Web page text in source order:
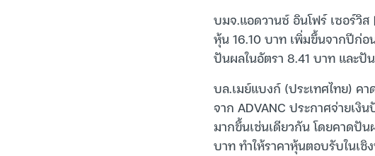
บมจ.แอดวานซ์ อินโฟร์ เซอร์วิ
หุ้น 16.10 บาท เพิ่มขึ้นจากปีก่อ
ปันผลในอัตรา 8.41 บาท และ
บล.เมย์แบงก์ (ประเทศไทย) ค
จาก ADVANC ประกาศจ่ายเงิ
มากขึ้นเช่นเดียวกัน โดยคาดปั
บาท ทำให้ราคาหุ้นตอบรับในเชิ